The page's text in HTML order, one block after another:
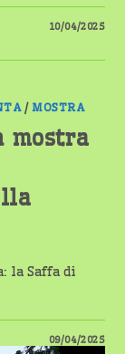
10/04/2025
/ MOSTRA
mostra
la Saffa di
09/04/2025